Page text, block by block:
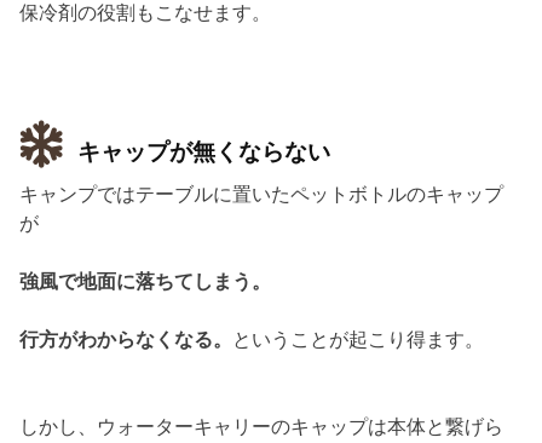
保冷剤の役割もこなせます。
キャップが無くならない
キャンプではテーブルに置いたペットボトルのキャップ
が
強風で地面に落ちてしまう。
行方がわからなくなる。 ということが起こり得ます。
しかし、ウォーターキャリーのキャップは本体と繋げら